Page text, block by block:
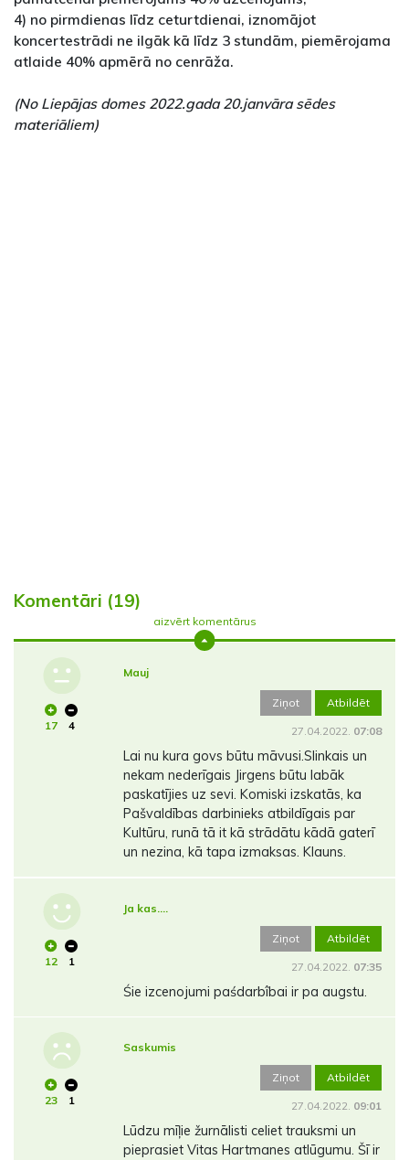
4) no pirmdienas līdz ceturtdienai, iznomājot
koncertestrādi ne ilgāk kā līdz 3 stundām, piemērojama
atlaide 40% apmērā no cenrāža.
(No Liepājas domes 2022.gada 20.janvāra sēdes
materiāliem)
Komentāri (19)
aizvērt komentārus
17 4
Mauj
Ziņot Atbildēt
27.04.2022. 07:08
Lai nu kura govs būtu māvusi.Slinkais un
nekam nederīgais Jirgens būtu labāk
paskatījies uz sevi. Komiski izskatās, ka
Pašvaldības darbinieks atbildīgais par
Kultūru, runā tā it kā strādātu kādā gaterī
un nezina, kā tapa izmaksas. Klauns.
12 1
Ja kas….
Ziņot Atbildēt
27.04.2022. 07:35
Śie izcenojumi paśdarbîbai ir pa augstu.
23 1
Saskumis
Ziņot Atbildēt
27.04.2022. 09:01
Lūdzu mīļie žurnālisti celiet trauksmi un
pieprasiet Vitas Hartmanes atlūgumu. Šī ir